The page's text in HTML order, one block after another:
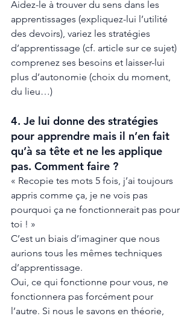
Aidez-le à trouver du sens dans les
apprentissages (expliquez-lui l’utilité
des devoirs), variez les stratégies
d’apprentissage (cf. article sur ce sujet)
comprenez ses besoins et laisser-lui
plus d’autonomie (choix du moment,
du lieu…)
4. Je lui donne des stratégies
pour apprendre mais il n’en fait
qu’à sa tête et ne les applique
pas. Comment faire ?
« Recopie tes mots 5 fois, j’ai toujours
appris comme ça, je ne vois pas
pourquoi ça ne fonctionnerait pas pour
toi ! »
C’est un biais d’imaginer que nous
aurions tous les mêmes techniques
d’apprentissage.
Oui, ce qui fonctionne pour vous, ne
fonctionnera pas forcément pour
l’autre. Si nous le savons en théorie,